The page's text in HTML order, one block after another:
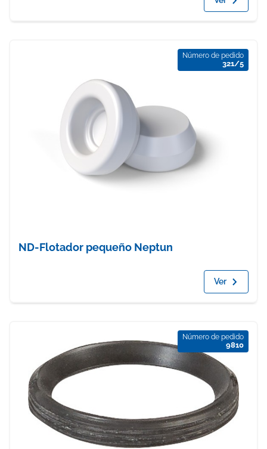
Número de pedido
321/5
ND-Flotador pequeño Neptun
Ver
Número de pedido
9810